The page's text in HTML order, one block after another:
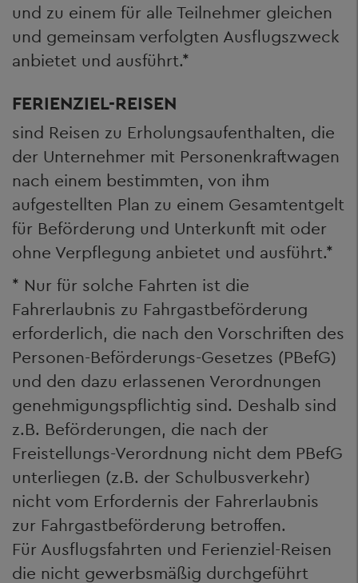
und zu einem für alle Teilnehmer gleichen
und gemeinsam verfolgten Ausflugszweck
anbietet und ausführt.*
FERIENZIEL-REISEN
sind Reisen zu Erholungsaufenthalten, die
der Unternehmer mit Personenkraftwagen
nach einem bestimmten, von ihm
aufgestellten Plan zu einem Gesamtentgelt
für Beförderung und Unterkunft mit oder
ohne Verpflegung anbietet und ausführt.*
* Nur für solche Fahrten ist die
Fahrerlaubnis zu Fahrgastbeförderung
erforderlich, die nach den Vorschriften des
Personen-Beförderungs-Gesetzes (PBefG)
und den dazu erlassenen Verordnungen
genehmigungspflichtig sind. Deshalb sind
z.B. Beförderungen, die nach der
Freistellungs-Verordnung nicht dem PBefG
unterliegen (z.B. der Schulbusverkehr)
nicht vom Erfordernis der Fahrerlaubnis
zur Fahrgastbeförderung betroffen.
Für Ausflugsfahrten und Ferienziel-Reisen
die nicht gewerbsmäßig durchgeführt